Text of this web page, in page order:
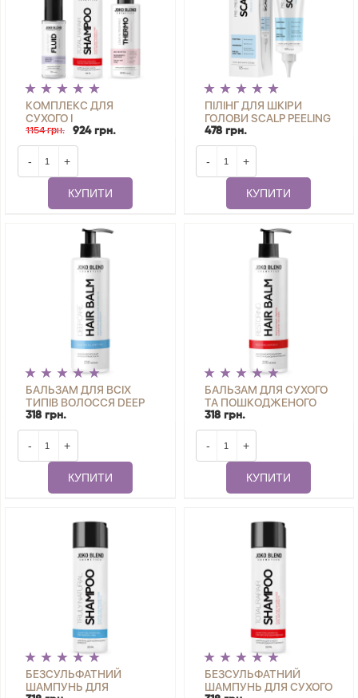
КОМПЛЕКС ДЛЯ
СУХОГО І
ПОШКОДЖЕНОГО
ВОЛОССЯ JOKO BLEND
1154 грн. 924 грн.
- +
КУПИТИ
ПІЛІНГ ДЛЯ ШКІРИ
ГОЛОВИ SCALP PEELING
SCRUB JOKO BLEND 125
МЛ
478 грн.
- +
КУПИТИ
БАЛЬЗАМ ДЛЯ ВСІХ
ТИПІВ ВОЛОССЯ DEEP
CARE JOKO BLEND 250
МЛ
318 грн.
- +
КУПИТИ
БАЛЬЗАМ ДЛЯ СУХОГО
ТА ПОШКОДЖЕНОГО
ВОЛОССЯ RESTORING
JOKO BLEND 250 МЛ
318 грн.
- +
КУПИТИ
БЕЗСУЛЬФАТНИЙ
ШАМПУНЬ ДЛЯ
БЕЗСУЛЬФАТНИЙ
ШАМПУНЬ ДЛЯ СУХОГО